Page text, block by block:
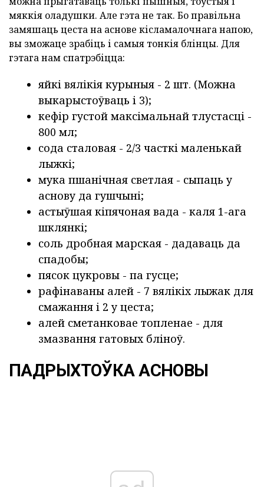
мяккія оладушки. Але гэта не так. Бо правільна
замяшаць цеста на аснове кісламалочнага напою,
вы зможаце зрабіць і самыя тонкія блінцы. Для
гэтага нам спатрэбіцца:
яйкі вялікія курыныя - 2 шт. (Можна
выкарыстоўваць і 3);
кефір густой максімальнай тлустасці -
800 мл;
сода сталовая - 2/3 часткі маленькай
лыжкі;
мука пшанічная светлая - сыпаць у
аснову да гушчыні;
астыўшая кіпячоная вада - каля 1-ага
шклянкі;
соль дробная марская - дадаваць да
спадобы;
пясок цукровы - па гусце;
рафінаваны алей - 7 вялікіх лыжак для
смажання і 2 у цеста;
алей сметанковае топленае - для
змазвання гатовых бліноў.
ПАДРЫХТОЎКА АСНОВЫ